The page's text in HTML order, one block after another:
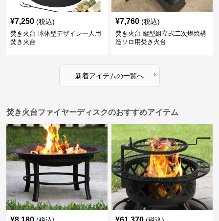
¥7,250 (税込)
焚き火台 球体型デザイン一人用
焚き火台
¥7,760 (税込)
焚き火台 縦型組立式二次燃焼構
造ソロ用焚き火台
新着アイテムの一覧へ ›
焚き火台ファイヤーディスクのおすすめアイテム